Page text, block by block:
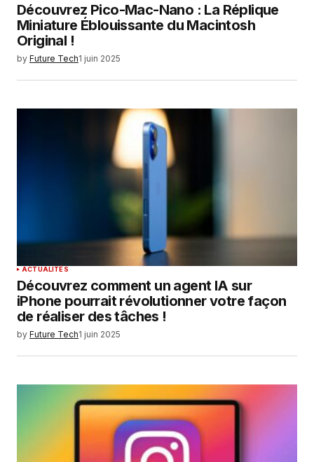
Découvrez Pico-Mac-Nano : La Réplique
Miniature Éblouissante du Macintosh
Original !
by Future Tech1 juin 2025
ACTUALITÉS
Découvrez comment un agent IA sur
iPhone pourrait révolutionner votre façon
de réaliser des tâches !
by Future Tech1 juin 2025